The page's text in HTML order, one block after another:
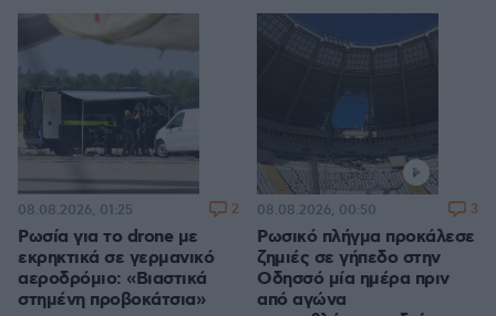
Ρωσία για το drone με
εκρηκτικά σε γερμανικό
αεροδρόμιο: «Βιαστικά
στημένη προβοκάτσια»
08.08.2026, 01:25 2
Ρωσικό πλήγμα προκάλεσε
ζημιές σε γήπεδο στην
Οδησσό μία ημέρα πριν
από αγώνα
08.08.2026, 00:50 3